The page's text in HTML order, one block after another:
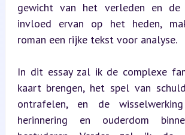
gewicht van het verleden en de
invloed ervan op het heden,
roman een rijke tekst voor analyse.
In dit essay zal ik de complexe
kaart brengen, het spel van
ontrafelen, en de
herinnering en ouderdom